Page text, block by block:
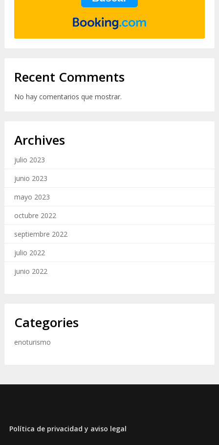
Recent Comments
No hay comentarios que mostrar.
Archives
julio 2023
junio 2023
mayo 2023
octubre 2022
septiembre 2022
julio 2022
junio 2022
Categories
enoturismo
Política de privacidad y aviso legal